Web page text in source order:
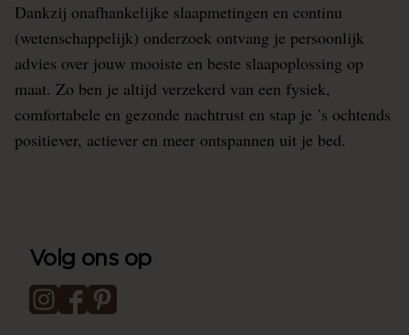
Dankzij onafhankelijke slaapmetingen en continu
(wetenschappelijk) onderzoek ontvang je persoonlijk
advies over jouw mooiste en beste slaapoplossing op
maat. Zo ben je altijd verzekerd van een fysiek,
comfortabele en gezonde nachtrust en stap je ’s ochtends
positiever, actiever en meer ontspannen uit je bed.
Volg ons op